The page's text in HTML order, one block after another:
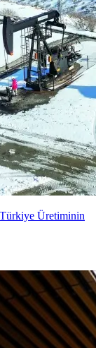
Üretiminin